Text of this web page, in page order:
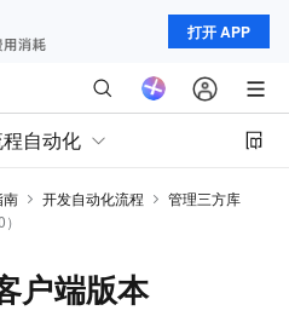
打开 APP
自动化
南 开发自动化流程
管理三方库
户端版本